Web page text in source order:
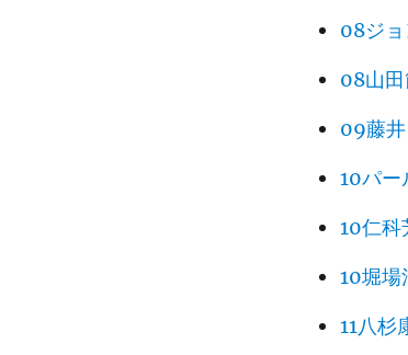
08ジ
08山田
09藤
10パー
10仁科
10堀場
11八杉